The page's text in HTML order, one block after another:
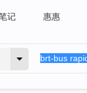
记 惠惠